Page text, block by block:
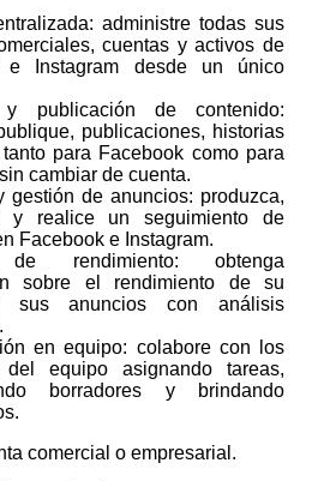
administre todas sus
cuentas y activos de
e Instagram desde un único
y publicación de contenido:
publicaciones, historias
para Facebook como para
cambiar de cuenta.
gestión de anuncios: produzca,
y realice un seguimiento de
Facebook e Instagram.
de rendimiento: obtenga
sobre el rendimiento de su
sus anuncios con análisis
en equipo: colabore con los
del equipo asignando tareas,
borradores y brindando
comercial o empresarial.